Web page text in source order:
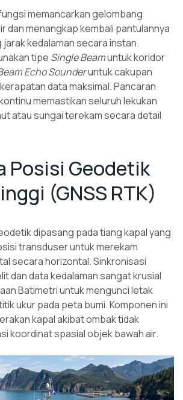
memancarkan gelombang
dan menangkap kembali pantulannya
kedalaman secara instan.
tipe Single Beamuntuk koridor
Echo Sounderuntuk cakupan
data maksimal. Pancaran
memastikan seluruh lekukan
atau sungai terekam secara detail
Posisi Geodetik
(GNSS RTK)
dipasang pada tiang kapal yang
transduser untuk merekam
secara horizontal. Sinkronisasi
dan data kedalaman sangat krusial
Batimetri untuk mengunci letak
ukur pada peta bumi. Komponen ini
kapal akibat ombak tidak
koordinat spasial objek bawah air.